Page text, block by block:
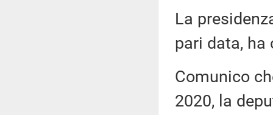
La
pari data,
Comunico
2020, la